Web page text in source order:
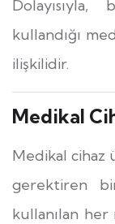
kullandığı
ilişkilidir.
Medikal
Medikal cihaz
gerektiren
kullanılan her